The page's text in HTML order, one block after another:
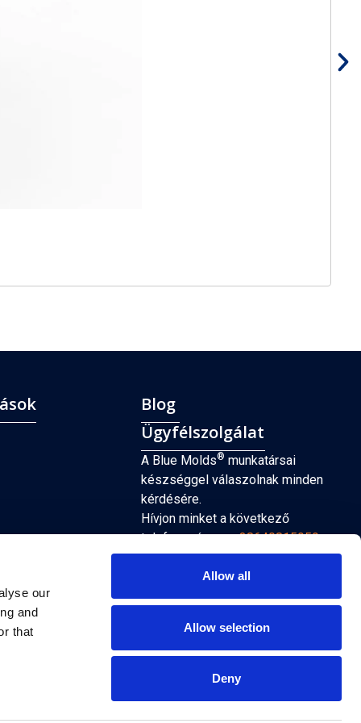
our
and
that
Allow all
Allow selection
Deny
Blog
Ügyfélszolgálat
A Blue Molds® munkatársai
készséggel válaszolnak minden
kérdésére.
Hívjon minket a következő
telefonszámon:+38640815959
hétköznap 8 és 16 óra között, vagy
küldjön e-mailt a következő címre:
sales@bluemolds.com
ÉRINTKEZÉS
Felhasználási feltételek és Adatvédelmi szabályzat